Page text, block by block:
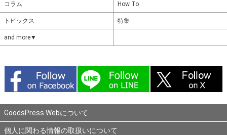
コラム How To
トピックス 特集
and more▼
GoodsPress Webについて
個人に関わる情報の取扱いについて